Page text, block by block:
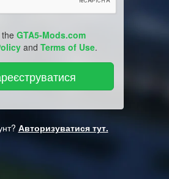
GTA5-Mods.com
and Terms of Use.
Авторизуватися тут.